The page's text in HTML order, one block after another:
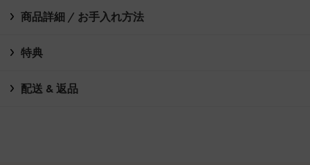
商品詳細 / お手入れ方法
特典
配送 & 返品